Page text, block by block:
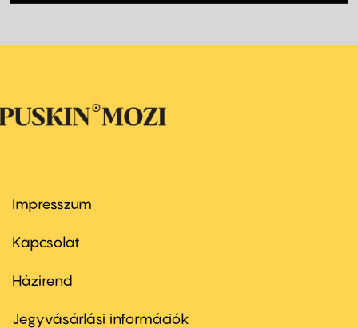
Footer
first
Impresszum
Kapcsolat
Footer
second
Házirend
Jegyvásárlási információk